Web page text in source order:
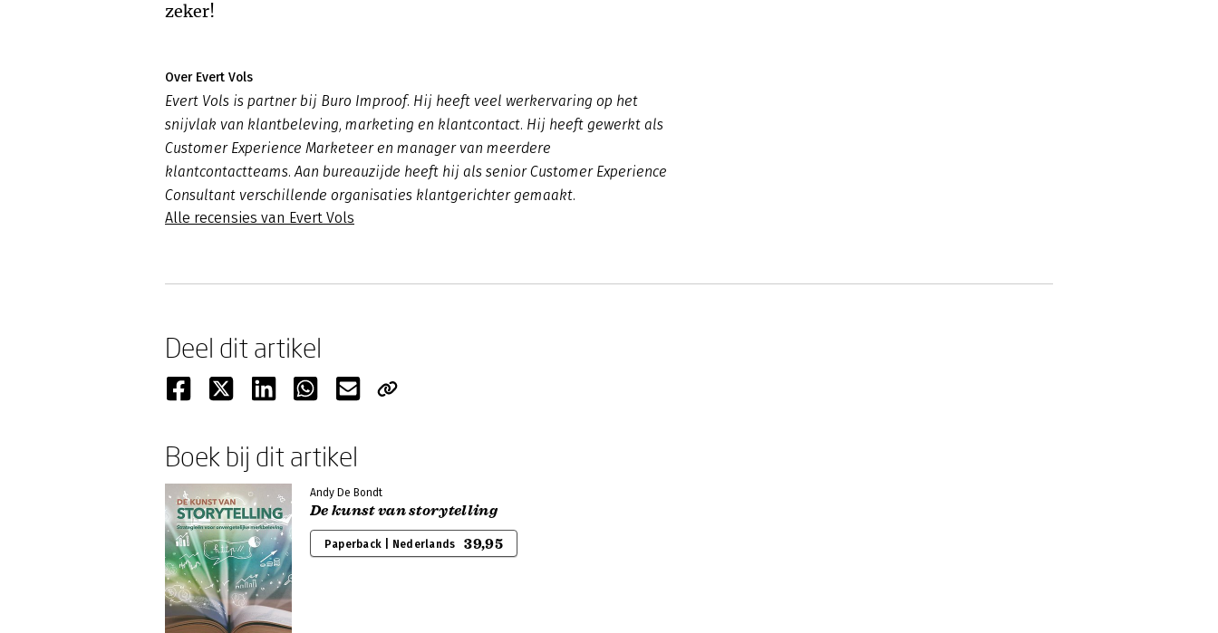
zeker!
Over Evert Vols
Evert Vols is partner bij Buro Improof. Hij heeft veel werkervaring op het
snijvlak van klantbeleving, marketing en klantcontact. Hij heeft gewerkt als
Customer Experience Marketeer en manager van meerdere
klantcontactteams. Aan bureauzijde heeft hij als senior Customer Experience
Consultant verschillende organisaties klantgerichter gemaakt.
Alle recensies van Evert Vols
Deel dit artikel
Boek bij dit artikel
Andy De Bondt
De kunst van storytelling
Paperback | Nederlands 39,95